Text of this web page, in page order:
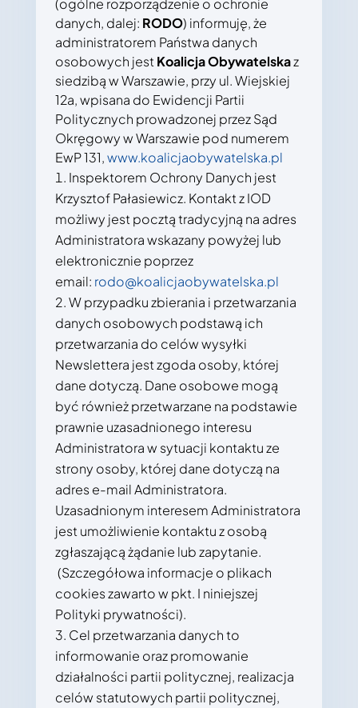
(ogólne rozporządzenie o ochronie
danych, dalej: RODO) informuję, że
administratorem Państwa danych
osobowych jest Koalicja Obywatelskaz
siedzibą w Warszawie, przy ul. Wiejskiej
12a, wpisana do Ewidencji Partii
Politycznych prowadzonej przez Sąd
Okręgowy w Warszawie pod numerem
EwP 131,www.koalicjaobywatelska.pl
Inspektorem Ochrony Danych jest
Krzysztof Pałasiewicz. Kontakt z IOD
możliwy jest pocztą tradycyjną na adres
Administratora wskazany powyżej lub
elektronicznie poprzez
email: rodo@koalicjaobywatelska.pl
W przypadku zbierania i przetwarzania
danych osobowych podstawą ich
przetwarzania do celów wysyłki
Newslettera jest zgoda osoby, której
dane dotyczą. Dane osobowe mogą
być również przetwarzane na podstawie
prawnie uzasadnionego interesu
Administratora w sytuacji kontaktu ze
strony osoby, której dane dotyczą na
adres e-mail Administratora.
Uzasadnionym interesem Administratora
jest umożliwienie kontaktu z osobą
zgłaszającą żądanie lub zapytanie.
(Szczegółowa informacje o plikach
cookies zawarto w pkt. I niniejszej
Polityki prywatności).
Cel przetwarzania danych to
informowanie oraz promowanie
działalności partii politycznej, realizacja
celów statutowych partii politycznej,